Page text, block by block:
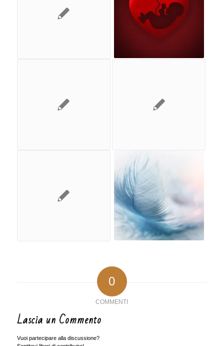
0
COMMENTI
Lascia un Commento
Vuoi partecipare alla discussione?